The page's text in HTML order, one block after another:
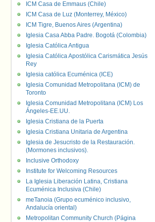
ICM Casa de Emmaus (Chile)
ICM Casa de Luz (Monterrey, México)
ICM Tigre, Buenos Aires (Argentina)
Iglesia Casa Abba Padre. Bogotá (Colombia)
Iglesia Católica Antigua
Iglesia Católica Apostólica Carismática Jesús
Rey
Iglesia católica Ecuménica (ICE)
Iglesia Comunidad Metropolitana (ICM) de
Toronto
Iglesia Comunidad Metropolitana (ICM) Los
Ángeles-EE.UU.
Iglesia Cristiana de la Puerta
Iglesia Cristiana Unitaria de Argentina
Iglesia de Jesucristo de la Restauración.
(Mormones inclusivos).
Inclusive Orthodoxy
Institute for Welcoming Resources
La Iglesia Liberación Latina, Cristiana
Ecuménica Inclusiva (Chile)
meTanoia (Grupo ecuménico inclusivo,
Andalucía oriental)
Metropolitan Community Church (Página